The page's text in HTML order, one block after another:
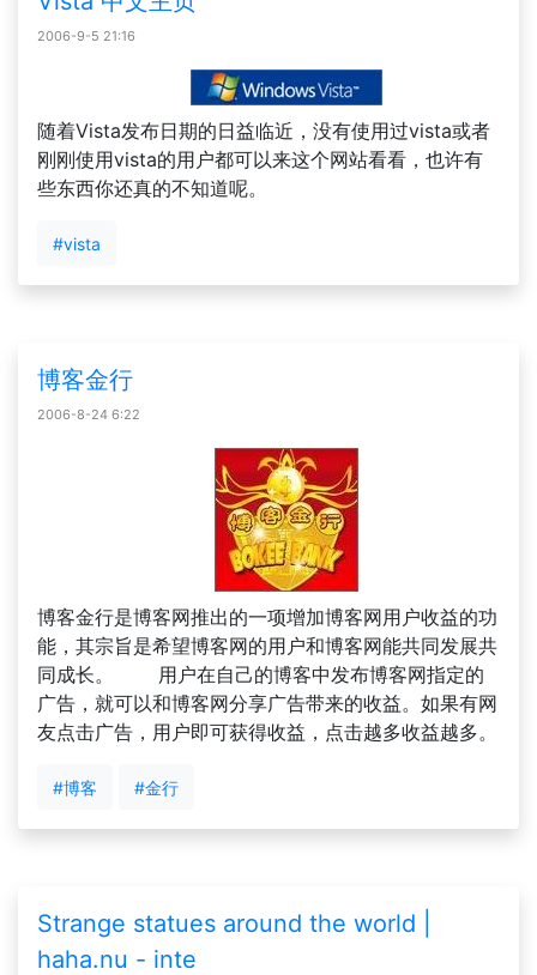
2006-9-5 21:16
随着Vista发布日期的日益临近，没有使用过vista或者
刚刚使用vista的用户都可以来这个网站看看，也许有
些东西你还真的不知道呢。
#vista
博客金行
2006-8-24 6:22
博客金行是博客网推出的一项增加博客网用户收益的功
能，其宗旨是希望博客网的用户和博客网能共同发展共
同成长。 用户在自己的博客中发布博客网指定的
广告，就可以和博客网分享广告带来的收益。如果有网
友点击广告，用户即可获得收益，点击越多收益越多。
#博客 #金行
Strange statues around the world |
haha.nu - inte